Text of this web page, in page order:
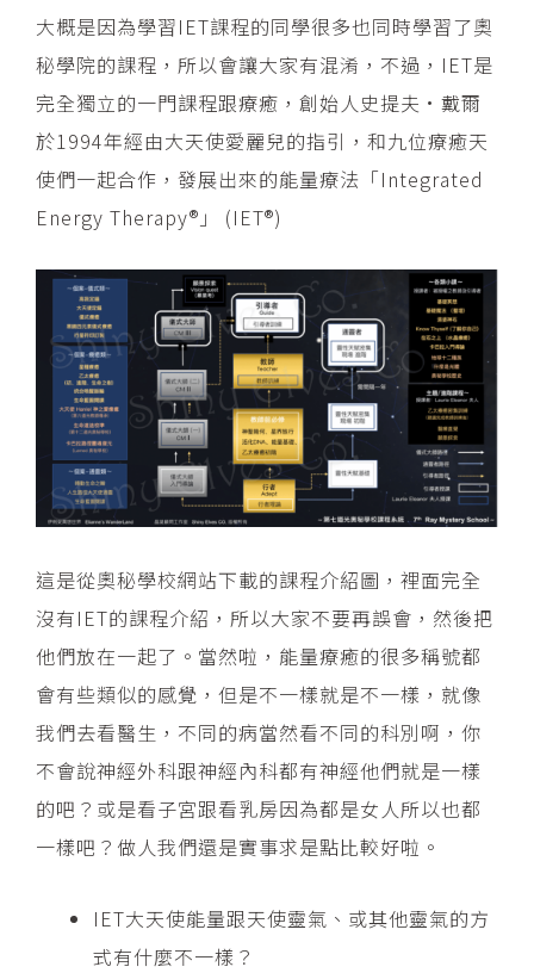
大概是因為學習IET課程的同學很多也同時學習了奧
秘學院的課程，所以會讓大家有混淆，不過，IET是
完全獨立的一門課程跟療癒，創始人史提夫•戴爾
於1994年經由大天使愛麗兒的指引，和九位療癒天
使們一起合作，發展出來的能量療法「Integrated
Energy Therapy®」 (IET®)
這是從奧秘學校網站下載的課程介紹圖，裡面完全
沒有IET的課程介紹，所以大家不要再誤會，然後把
他們放在一起了。當然啦，能量療癒的很多稱號都
會有些類似的感覺，但是不一樣就是不一樣，就像
我們去看醫生，不同的病當然看不同的科別啊，你
不會說神經外科跟神經內科都有神經他們就是一樣
的吧？或是看子宮跟看乳房因為都是女人所以也都
一樣吧？做人我們還是實事求是點比較好啦。
IET大天使能量跟天使靈氣、或其他靈氣的方
式有什麼不一樣？